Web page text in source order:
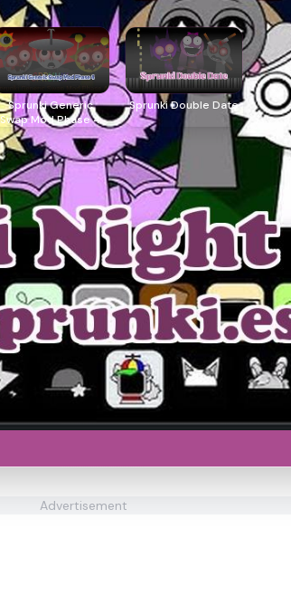
Sprunki Generic
Swap Mod Phase 4
Sprunki Double Date
Advertisement